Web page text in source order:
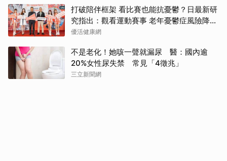
打破陪伴框架 看比賽也能抗憂鬱？日最新研
究指出：觀看運動賽事 老年憂鬱症風險降低
3成
優活健康網
不是老化！她咳一聲就漏尿 醫：國內逾
20%女性尿失禁 常見「4徵兆」
三立新聞網